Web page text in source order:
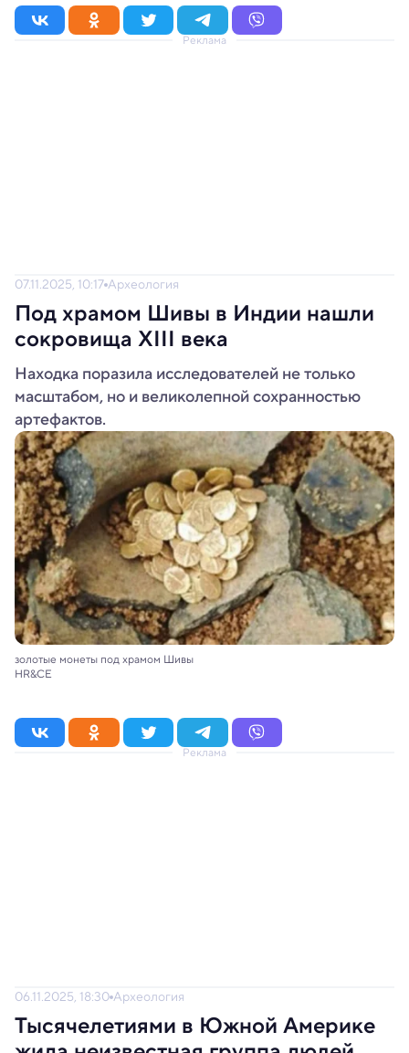
Реклама
07.11.2025, 10:17 Археология
Под храмом Шивы в Индии нашли
сокровища XIII века
Находка поразила исследователей не только
масштабом, но и великолепной сохранностью
артефактов.
золотые монеты под храмом Шивы
HR&CE
Реклама
06.11.2025, 18:30 Археология
Тысячелетиями в Южной Америке